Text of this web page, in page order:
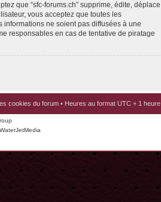
que “sfc-forums.ch” supprime, édite, déplace
vous acceptez que toutes les
ne soient pas diffusées à une
responsables en cas de tentative de piratage
cookies du forum • Heures au format UTC + 1 heure